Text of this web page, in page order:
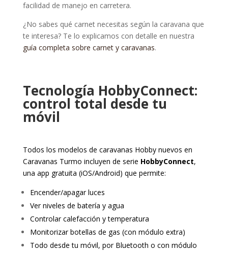
facilidad de manejo en carretera.
¿No sabes qué carnet necesitas según la caravana que
te interesa? Te lo explicamos con detalle en nuestra
guía completa sobre carnet y caravanas.
Tecnología HobbyConnect:
control total desde tu
móvil
Todos los modelos de caravanas Hobby nuevos en
Caravanas Turmo incluyen de serie HobbyConnect,
una app gratuita (iOS/Android) que permite:
Encender/apagar luces
Ver niveles de batería y agua
Controlar calefacción y temperatura
Monitorizar botellas de gas (con módulo extra)
Todo desde tu móvil, por Bluetooth o con módulo